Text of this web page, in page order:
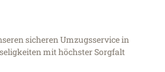
sicheren Umzugsservice in
mit höchster Sorgfalt